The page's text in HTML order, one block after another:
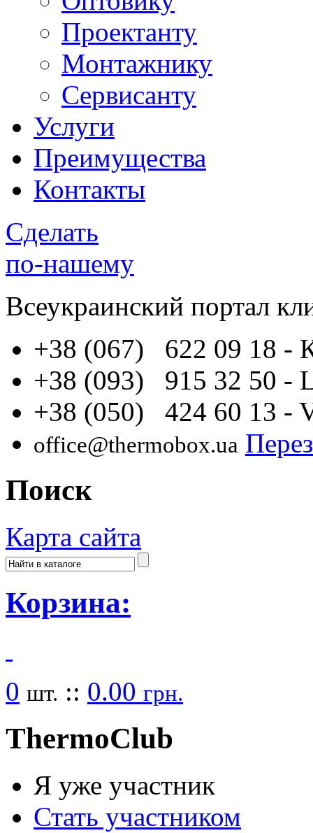
Проектанту
Монтажнику
Сервисанту
Услуги
Преимущества
Контакты
Сделать
по-нашему
Всеукраинский портал
+38 (067) 622 09 18 -
+38 (093) 915 32 50 -
+38 (050) 424 60 13 -
office@thermobox.ua
Поиск
Карта сайта
Корзина:
0 шт. :: 0.00 грн.
ThermoClub
Я уже участник
Стать участником